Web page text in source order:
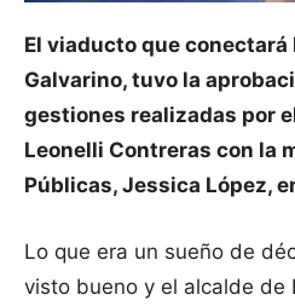
El viaducto que conectará
Galvarino, tuvo la
gestiones realizadas por
Leonelli Contreras con la
Públicas, Jessica López,
Lo que era un sueño de
visto bueno y el alcalde de